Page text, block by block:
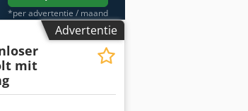
*per advertentie / maand
Advertentie
mit